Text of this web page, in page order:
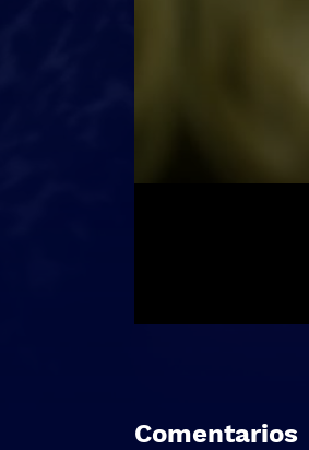
Comentarios